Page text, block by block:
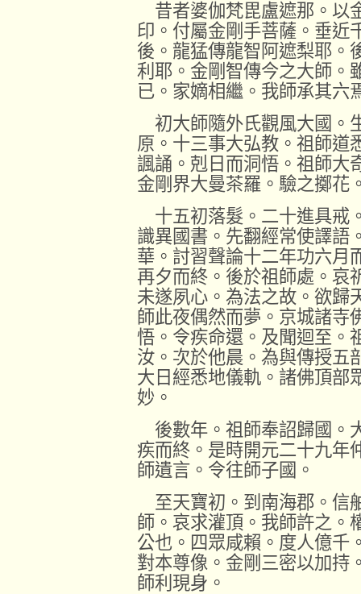
昔者婆伽梵毘盧遮那。以
印。付屬金剛手菩薩。垂近
後。龍猛傳龍智阿遮梨耶。
利耶。金剛智傳今之大師。
已。家嫡相繼。我師承其六
初大師隨外氏觀風大國。
原。十三事大弘教。祖師道
諷誦。剋日而洞悟。祖師大
金剛界大曼茶羅。驗之擲花
十五初落髮。二十進具戒
識異國書。先翻經常使譯語
華。討習聲論十二年功六月
再夕而終。後於祖師處。哀
未遂夙心。為法之故。欲歸
師此夜偶然而夢。京城諸寺
悟。令疾命還。及聞迴至。
汝。次於他晨。為與傳授五
大日經悉地儀軌。諸佛頂部
妙。
後數年。祖師奉詔歸國。
疾而終。是時開元二十九年
師遺言。令往師子國。
至天寶初。到南海郡。信
師。哀求灌頂。我師許之。
公也。四眾咸賴。度人億千
對本尊像。金剛三密以加持
師利現身。